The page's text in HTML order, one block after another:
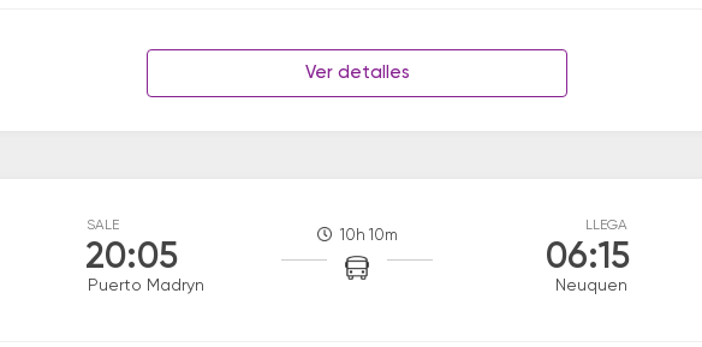
Ver detalles
SALE
20:05
Puerto Madryn
10h 10m
LLEGA
06:15
Neuquen